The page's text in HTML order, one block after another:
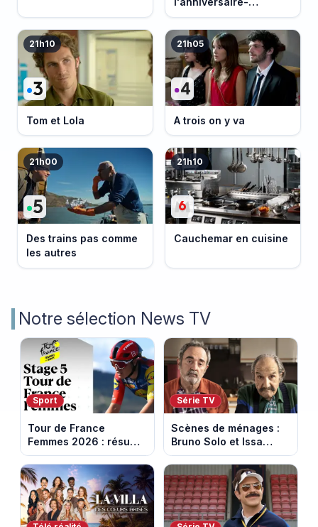
événement
21h10
Tom et Lola
21h05
A trois on y va
21h00
Des trains pas comme
les autres
21h10
Cauchemar en cuisine
Notre sélection News TV
Sport
Tour de France
Femmes 2026 : résumé
vidéo de la 5e étape
entre Mâcon et
Belleville-en-
Beaujolais
Série TV
Scènes de ménages :
Bruno Solo et Issa
Doumbia rejoignent la
saison 18 sur M6